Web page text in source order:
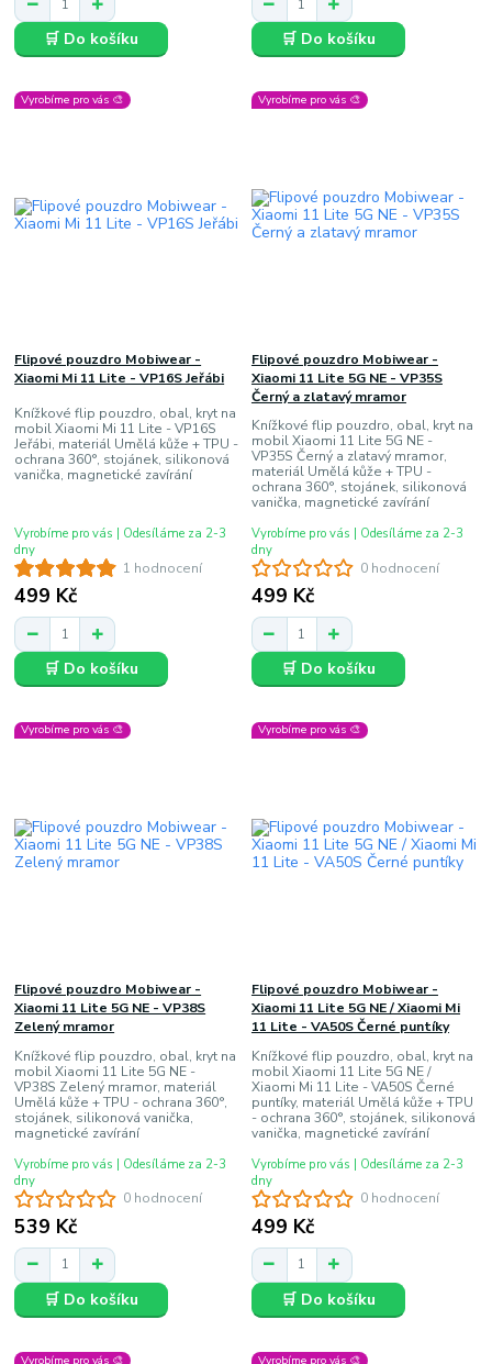
🛒 Do košíku 🛒 Do košíku
Vyrobíme pro vás 🎨
1 hodnocení
Flipové pouzdro Mobiwear -
Xiaomi Mi 11 Lite - VP16S Jeřábi
Knížkové flip pouzdro, obal, kryt na
mobil Xiaomi Mi 11 Lite - VP16S
Jeřábi, materiál Umělá kůže + TPU -
ochrana 360°, stojánek, silikonová
vanička, magnetické zavírání
499 Kč
Vyrobíme pro vás | Odesíláme za 2-3
dny
🛒 Do košíku
Vyrobíme pro vás 🎨
0 hodnocení
Flipové pouzdro Mobiwear -
Xiaomi 11 Lite 5G NE - VP35S
Černý a zlatavý mramor
Knížkové flip pouzdro, obal, kryt na
mobil Xiaomi 11 Lite 5G NE -
VP35S Černý a zlatavý mramor,
materiál Umělá kůže + TPU -
ochrana 360°, stojánek, silikonová
vanička, magnetické zavírání
499 Kč
Vyrobíme pro vás | Odesíláme za 2-3
dny
🛒 Do košíku
Vyrobíme pro vás 🎨
0 hodnocení
Flipové pouzdro Mobiwear -
Xiaomi 11 Lite 5G NE - VP38S
Zelený mramor
Knížkové flip pouzdro, obal, kryt na
mobil Xiaomi 11 Lite 5G NE -
VP38S Zelený mramor, materiál
Umělá kůže + TPU - ochrana 360°,
stojánek, silikonová vanička,
magnetické zavírání
539 Kč
Vyrobíme pro vás | Odesíláme za 2-3
dny
🛒 Do košíku
Vyrobíme pro vás 🎨
0 hodnocení
Flipové pouzdro Mobiwear -
Xiaomi 11 Lite 5G NE / Xiaomi Mi
11 Lite - VA50S Černé puntíky
Knížkové flip pouzdro, obal, kryt na
mobil Xiaomi 11 Lite 5G NE /
Xiaomi Mi 11 Lite - VA50S Černé
puntíky, materiál Umělá kůže + TPU
- ochrana 360°, stojánek, silikonová
vanička, magnetické zavírání
499 Kč
Vyrobíme pro vás | Odesíláme za 2-3
dny
🛒 Do košíku
Vyrobíme pro vás 🎨 Vyrobíme pro vás 🎨